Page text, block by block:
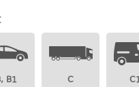
B1 C